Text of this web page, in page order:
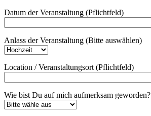
Datum der Veranstaltung (Pflichtfeld)
Anlass der Veranstaltung (Bitte auswählen)
Location / Veranstaltungsort (Pflichtfeld)
Wie bist Du auf mich aufmerksam geworden?